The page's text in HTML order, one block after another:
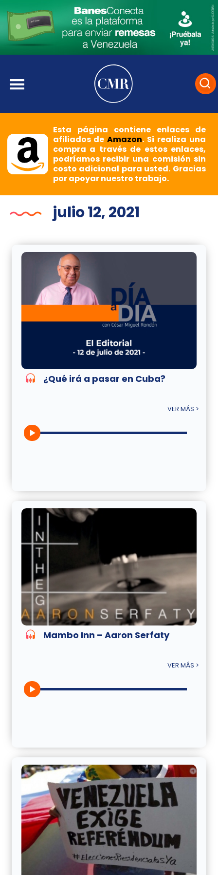
Esta página contiene enlaces de
afiliados deAmazon. Si realiza una
compra a través de estos enlaces,
podríamos recibir una comisión sin
costo adicional para usted. Gracias
por apoyar nuestro trabajo.
julio 12, 2021
¿Qué irá a pasar en Cuba?
VER MÁS >
Mambo Inn – Aaron Serfaty
VER MÁS >